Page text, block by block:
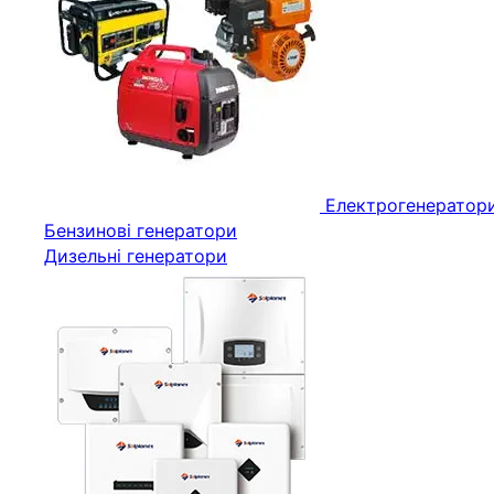
Бензинові генератори
Дизельні генератори